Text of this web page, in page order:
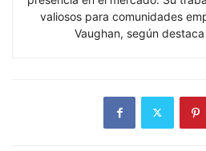
valiosos para comunidades
Vaughan, según